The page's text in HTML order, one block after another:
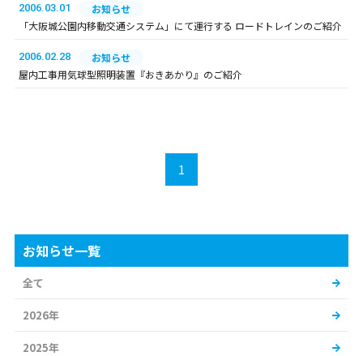
2006.03.01
お知らせ
「大阪城公園内移動交通システム」にて運行する ロードトレインのご紹介
2006.02.28
お知らせ
屋内工事用気球型照明装置『おきあかり』のご紹介
1
お知らせ一覧
全て
2026年
2025年